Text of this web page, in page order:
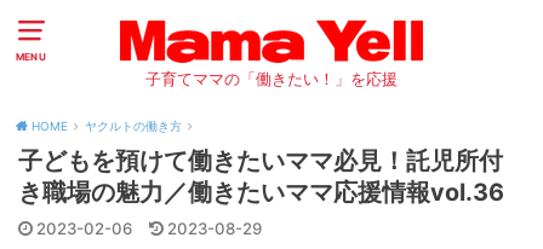
MENU
子育てママの「働きたい！」を応援
HOME ヤクルトの働き方
子どもを預けて働きたいママ必見！託児所付
き職場の魅力／働きたいママ応援情報vol.36
2023-02-06 2023-08-29